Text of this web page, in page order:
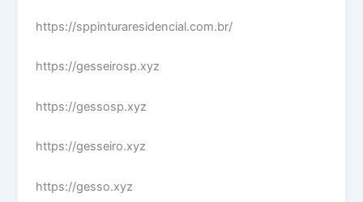
https://sppinturaresidencial.com.br/
https://gesseirosp.xyz
https://gessosp.xyz
https://gesseiro.xyz
https://gesso.xyz